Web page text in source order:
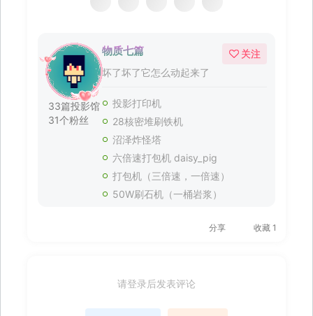
33篇投影馆
31个粉丝
物质七篇
坏了坏了它怎么动起来了
关注
投影打印机
28核密堆刷铁机
沼泽炸怪塔
六倍速打包机 daisy_pig
打包机（三倍速，一倍速）
50W刷石机（一桶岩浆）
分享 收藏 1
请登录后发表评论